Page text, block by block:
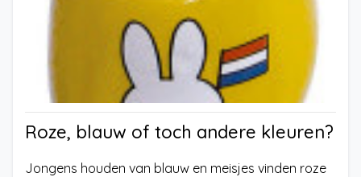
Roze, blauw of toch andere kleuren?
Jongens houden van blauw en meisjes vinden roze